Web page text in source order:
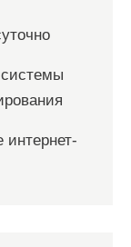
интернет-